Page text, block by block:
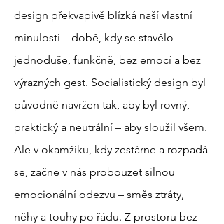
design překvapivě blízká naší vlastní
minulosti – době, kdy se stavělo
jednoduše, funkčně, bez emocí a bez
výrazných gest. Socialistický design byl
původně navržen tak, aby byl rovný,
praktický a neutrální – aby sloužil všem.
Ale v okamžiku, kdy zestárne a rozpadá
se, začne v nás probouzet silnou
emocionální odezvu – směs ztráty,
něhy a touhy po řádu. Z prostoru bez